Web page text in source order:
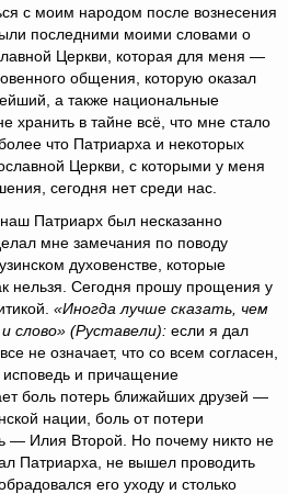
с моим народом после вознесения
последними моими словами о
Церкви, которая для меня —
общения, которую оказал
а также национальные
хранить в тайне всё, что мне стало
что Патриарха и некоторых
Церкви, с которыми у меня
сегодня нет среди нас.
Патриарх был несказанно
мне замечания по поводу
духовенстве, которые
нельзя. Сегодня прошу прощения у
«Иногда лучше сказать, чем
слово» (Руставели): если я дал
не означает, что со всем согласен,
исповедь и причащение
боль потерь ближайших друзей —
нации, боль от потери
— Илия Второй. Но почему никто не
Патриарха, не вышел проводить
его уходу и столько